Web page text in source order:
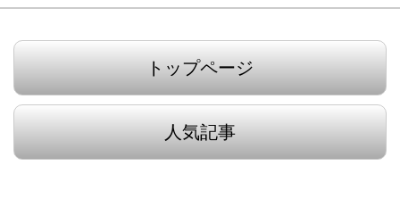
トップページ
人気記事